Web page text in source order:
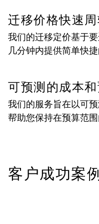
迁移价格快速
我们的迁移定价基于
几分钟内提供简单快捷
可预测的成本和
我们的服务旨在以可
帮助您保持在预算范围
客户成功案例